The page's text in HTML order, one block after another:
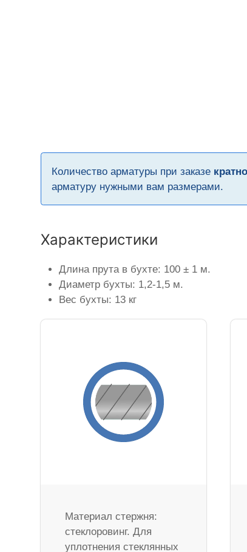
Количество арматуры при заказе
арматуру нужными вам размерами.
Характеристики
Длина прута в бухте: 100 ± 1 м.
Диаметр бухты: 1,2-1,5 м.
Вес бухты: 13 кг
Материал стержня:
стеклоровинг. Для
уплотнения стеклянных